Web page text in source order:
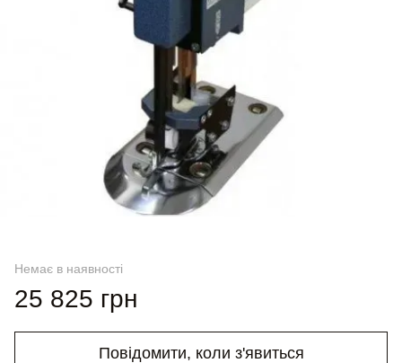
Немає в наявності
25 825 грн
Повідомити, коли з'явиться